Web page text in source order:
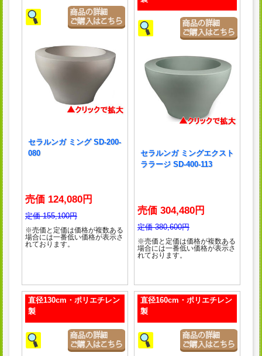
セラルンガ ミング SD-200-
080
売価 124,080円
定価 155,100円
※売価と定価は価格が複数ある
場合には一番低い価格が表示さ
れております。
セラルンガ ミングエクスト
ララージ SD-400-113
売価 304,480円
定価 380,600円
※売価と定価は価格が複数ある
場合には一番低い価格が表示さ
れております。
直径130cm・ポリエチレン
製
直径160cm・ポリエチレン
製